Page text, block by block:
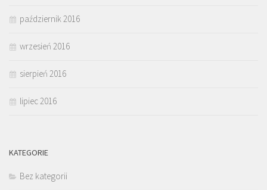
październik 2016
wrzesień 2016
sierpień 2016
lipiec 2016
KATEGORIE
Bez kategorii